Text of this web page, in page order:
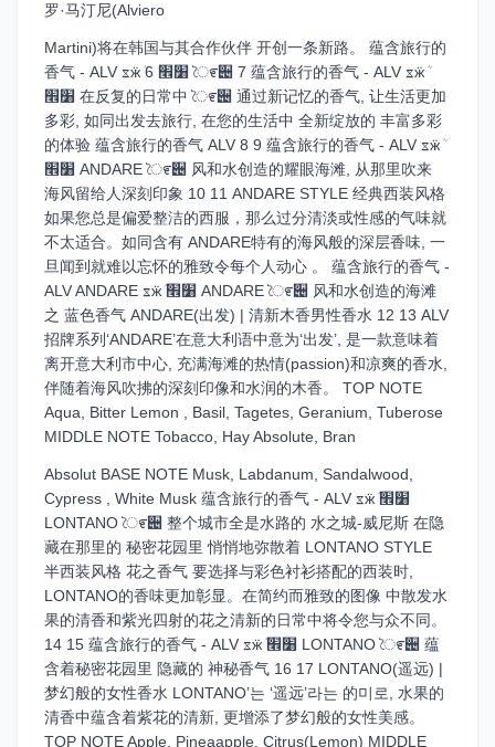
罗·马汀尼(Alviero
Martini)将在韩国与其合作伙伴 开创一条新路。 蕴含旅行的
香气 - ALV ೱӝܳ ׸׮ 6 ৈ೯੄ 7 蕴含旅行的香气 - ALV ೱӝܳ
׸׮ 在反复的日常中​ ৈ೯੄ 通过新记忆的香气,​ 让生活更加
多彩, 如同出发去旅行,​ 在您的生活中​ 全新绽放的​ 丰富多彩
的体验​ 蕴含旅行的香气 ALV 8 9 蕴含旅行的香气 - ALV ೱӝܳ
׸׮ ANDARE ৈ೯੄ 风和水创造的耀眼海滩, 从那里吹来
海风留给人深刻印象 10 11 ANDARE STYLE 经典西装风格
如果您总是偏爱整洁的西服，那么过分清淡或性感的气味就
不太适合。如同含有 ANDARE特有的海风般的深层香味, 一
旦闻到就难以忘怀的雅致令每个人动心 。 蕴含旅行的香气 -
ALV ANDARE ೱӝܳ ׸׮ ANDARE ৈ೯੄ 风和水创造的海滩
之 蓝色香气 ANDARE(出发) | 清新木香男性香水 12 13 ALV
招牌系列‘ANDARE’在意大利语中意为‘出发’, 是一款意味着
离开意大利市中心, 充满海滩的热情(passion)和凉爽的香水,
伴随着海风吹拂的深刻印像和水润的木香。 TOP NOTE
Aqua, Bitter Lemon , Basil, Tagetes, Geranium, Tuberose
MIDDLE NOTE Tobacco, Hay Absolute, Bran
Absolut BASE NOTE Musk, Labdanum, Sandalwood,
Cypress , White Musk 蕴含旅行的香气 - ALV ೱӝܳ ׸׮
LONTANO ৈ೯੄ 整个城市全是水路的 水之城-威尼斯 在隐
藏在那里的 秘密花园里 悄悄地弥散着 LONTANO STYLE
半西装风格 花之香气 要选择与彩色衬衫搭配的西装时,
LONTANO的香味更加彰显。在简约而雅致的图像 中散发水
果的清香和紫光四射的花之清新的日常中将令您与众不同。
14 15 蕴含旅行的香气 - ALV ೱӝܳ ׸׮ LONTANO ৈ೯੄ 蕴
含着秘密花园里 隐藏的 神秘香气 16 17 LONTANO(遥远) |
梦幻般的女性香水 LONTANO’는 ‘遥远’라는 的미로, 水果的
清香中蕴含着紫花的清新, 更增添了梦幻般的女性美感。
TOP NOTE Apple, Pineaapple, Citrus(Lemon) MIDDLE